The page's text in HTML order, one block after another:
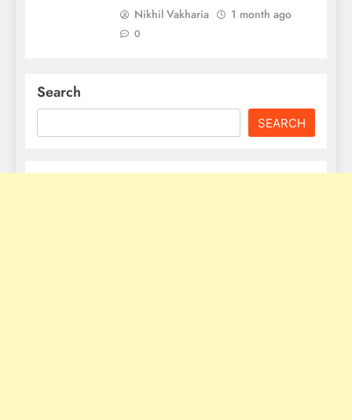
Nikhil Vakharia 1 month ago
0
Search
SEARCH